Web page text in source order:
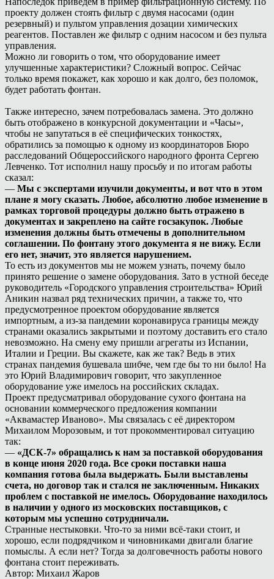
проекту должен стоять фильтр с двумя насосами (один
резервный) и пультом управления дозации химических
реагентов. Поставлен же фильтр с одним насосом и без пульта
управления.
Можно ли говорить о том, что оборудование имеет
улучшенные характеристики? Сложный вопрос. Сейчас
только время покажет, как хорошо и как долго, без поломок,
будет работать фонтан.
Также интересно, зачем потребовалась замена. Это должно
быть отображено в конкурсной документации и «Часы»,
чтобы не запутаться в её специфических тонкостях,
обратились за помощью к одному из координаторов Бюро
расследований Общероссийского народного фронта Сергею
Левченко. Тот исполнил нашу просьбу и по итогам работы
сказал:
— Мы с экспертами изучили документы, и вот что в этом
плане я могу сказать. Любое, абсолютно любое изменение в
рамках торговой процедуры должно быть отражено в
документах и закреплено на сайте госзакупок. Любые
изменения должны быть отмечены в дополнительном
соглашении. По фонтану этого документа я не вижу. Если
его нет, значит, это является нарушением.
То есть из документов мы не можем узнать, почему было
принято решение о замене оборудования. Зато в устной беседе
руководитель «Городского управления строительства» Юрий
Аникин назвал ряд технических причин, а также то, что
предусмотренное проектом оборудование является
импортным, а из-за пандемии коронавируса границы между
странами оказались закрытыми и поэтому доставить его стало
невозможно. На смену ему пришли агрегаты из Испании,
Италии и Греции. Вы скажете, как же так? Ведь в этих
странах пандемия бушевала шибче, чем где бы то ни было! На
это Юрий Владимирович говорит, что закупленное
оборудование уже имелось на российских складах.
Проект предусматривал оборудование сухого фонтана на
основании коммерческого предложения компании
«Аквамастер Иваново». Мы связалась с её директором
Михаилом Морозовым, и тот прокомментировал ситуацию
так:
— «ДСК-7» обращались к нам за поставкой оборудования
в конце июня 2020 года. Все сроки поставки наша
компания готова была выдержать. Были выставлены
счета, но договор так и стался не заключенным. Никаких
проблем с поставкой не имелось. Оборудование находилось
в наличии у одного из московских поставщиков, с
которым мы успешно сотрудничали.
Странные нестыковки. Что-то за ними всё-таки стоит, и
хорошо, если подрядчиком и чиновниками двигали благие
помыслы. А если нет? Тогда за долговечность работы нового
фонтана стоит переживать.
Автор: Михаил Жаров